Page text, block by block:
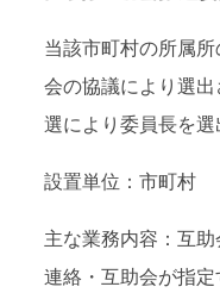
当該市町村の所属
会の協議により選
選により委員長を選
設置単位：市町村
主な業務内容：互
連絡・互助会が指